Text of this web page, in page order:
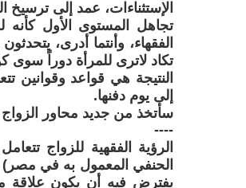
الإستثناءات، عمد إلى ترسيخ
تجاهل المستوى الأول كأنه
الفقهاء، وأنتما أدرى،
تكاد لاترى للمرأة دوراً سوى
النتيجة هي قواعد وقوانين
إلى يوم دفنها.
سأتخذ من جديد محاور الزواج
----
الرؤية الفقهية للزواج
الحنفي المعمول به في
يفترض فيه أن يكون علاقة